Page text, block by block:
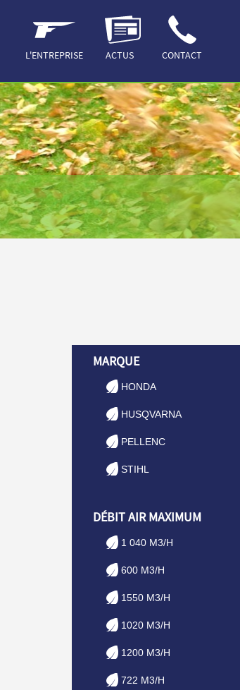
L'ENTREPRISE ACTUS CONTACT
FEUILLE SOUFFLEUR
MARQUE
HONDA
HUSQVARNA
PELLENC
STIHL
DÉBIT AIR MAXIMUM
1 040 M3/H
600 M3/H
1550 M3/H
1020 M3/H
1200 M3/H
722 M3/H